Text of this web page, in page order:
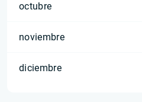
octubre
noviembre
diciembre